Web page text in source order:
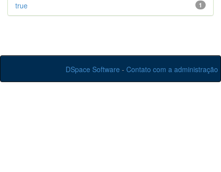
1
true
DSpace Software - Contato com a administração